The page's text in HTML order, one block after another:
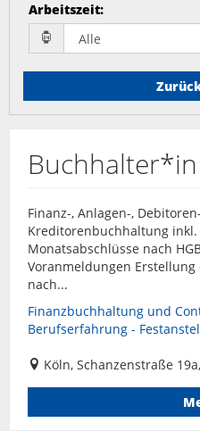
Arbeitszeit:
Finanz-, Anlagen-,
Kreditorenbuchhaltung
Monatsabschlüsse nach
Voranmeldungen Erstellung
nach...
Finanzbuchhaltung und
Berufserfahrung -
Köln, Schanzenstraße